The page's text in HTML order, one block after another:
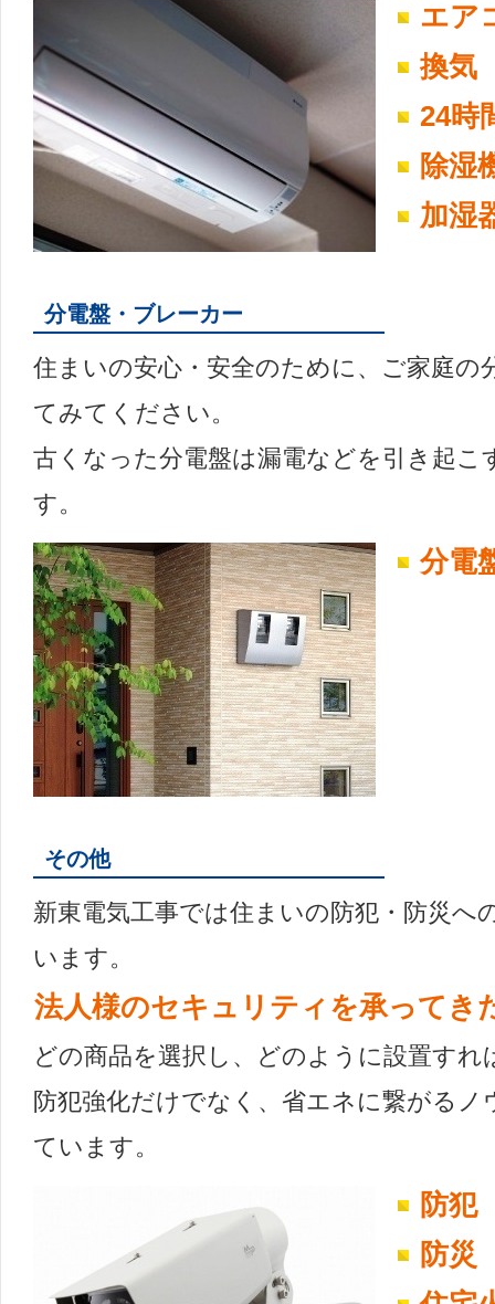
エア
換気
24時
除湿
加湿
分電盤・ブレーカー
住まいの安心・安全のために、ご家庭の
てみてください。
古くなった分電盤は漏電などを引き起こ
す。
分電
その他
新東電気工事では住まいの防犯・防災へ
います。
法人様のセキュリティを承ってき
どの商品を選択し、どのように設置すれ
防犯強化だけでなく、省エネに繋がる
ています。
防犯
防災